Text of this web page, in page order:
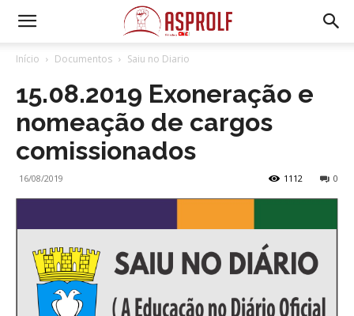
Início Documentos Saiu no Diario
15.08.2019 Exoneração e
nomeação de cargos
comissionados
16/08/2019 0
1112